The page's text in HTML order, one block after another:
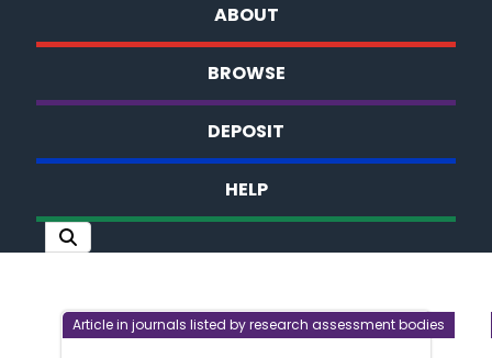
ABOUT
BROWSE
DEPOSIT
HELP
Article in journals listed by research assessment bodies